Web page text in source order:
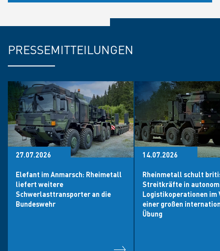
PRESSEMITTEILUNGEN
27.07.2026
Elefant im Anmarsch: Rheimetall
liefert weitere
Schwerlasttransporter an die
Bundeswehr
14.07.2026
Rheinmetall schult
Streitkräfte in
Logistikoperationen im
einer großen
Übung